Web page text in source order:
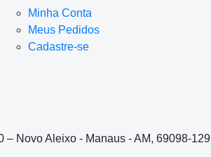
Minha Conta
Meus Pedidos
Cadastre-se
– Novo Aleixo - Manaus - AM, 69098-129